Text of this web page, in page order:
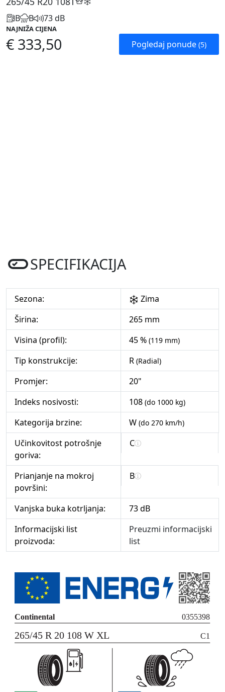
B B 73 dB
NAJNIŽA CIJENA
€ 333,50 Pogledaj ponude (5)
SPECIFIKACIJA
Sezona:
Zima
Širina:
265 mm
Visina (profil):
45 % (119 mm)
Tip konstrukcije: R (Radial)
Promjer:
20"
Indeks nosivosti:
108 (do 1000 kg)
Kategorija brzine: W (do 270 km/h)
Učinkovitost potrošnje
goriva:
C
Prianjanje na mokroj
površini:
B
Vanjska buka kotrljanja:
73 dB
Informacijski list
proizvoda:
Preuzmi informacijski
list